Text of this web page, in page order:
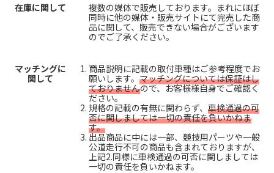
在庫に関して
複数の媒体で販売しております。まれにほぼ
同時に他の媒体・販売サイトにて完売した商
品に関して、販売できない場合がございます
のでご了承ください。
マッチングに
関して
商品説明に記載の取付車種はご参考程度でお
願いします。 マッチングについては保証はし
ておりませんので、お客様様自身でご確認く
ださい。
規格の記載の有無に関わらず、 車検通過の可
否に関しましては一切の責任を負いかねま
す。
出品商品に中には一部、競技用パーツや一般
公道走行不可の商品も含まれておりますが、
上記2.同様に車検通過の可否に関しましては
一切の責任を負いかねます。